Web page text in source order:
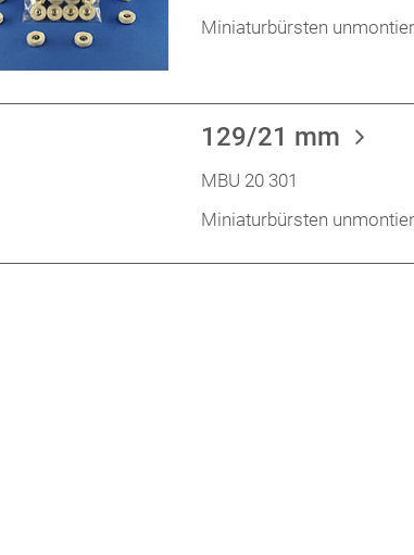
Miniaturbürsten
129/21 mm
MBU 20 301
Miniaturbürsten